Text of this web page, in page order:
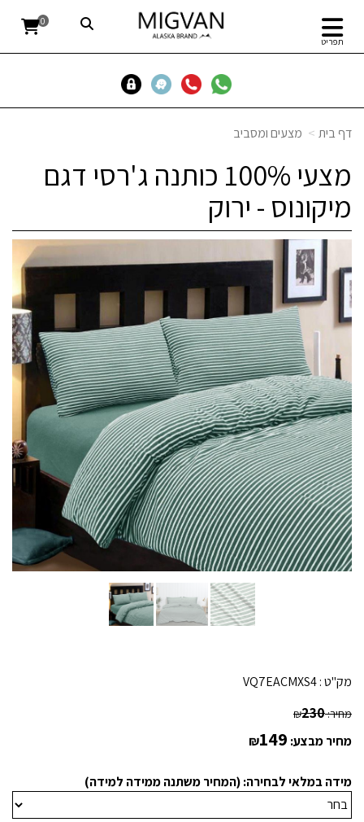
תפריט
0
דף בית מצעים ומסביב
מצעי 100% כותנה ג'רסי דגם
מיקונוס - ירוק
מק"ט :VQ7EACMXS4
מחיר: ₪230
מחיר מבצע: ₪149
מידה במלאי לבחירה: (המחיר משתנה ממידה למידה)